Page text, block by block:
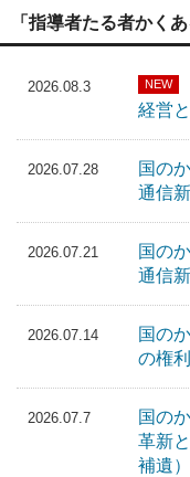
「指導者たる者かく
2026.08.3 NEW
経営
2026.07.28
国の
通信
2026.07.21
国の
通信
2026.07.14
国の
の権
2026.07.7
国の
革新
補遺）